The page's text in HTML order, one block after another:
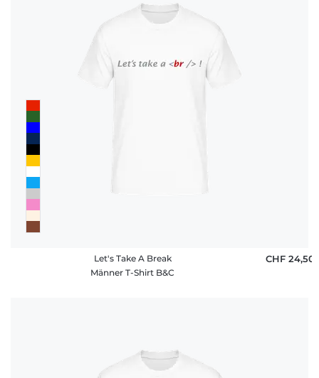
Let's Take A Break
Männer T-Shirt B&C
CHF 24,50